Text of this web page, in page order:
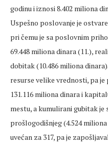
godinu i iznosi 8.402 miliona
Uspešno poslovanje je
pri čemu je sa poslovnim
69.448 miliona dinara (11.),
dobitak (10.486 miliona
resurse velike vrednosti, pa
131.116 miliona dinara i
mestu, a kumulirani gubitak je
prošlogodišnjeg (4.524
uvećan za 317, pa je